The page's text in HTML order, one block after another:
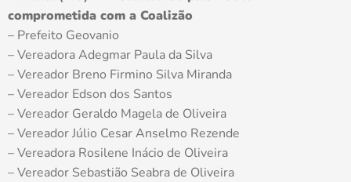
comprometida com a Coalizão
– Prefeito Geovanio
– Vereadora Adegmar Paula da Silva
– Vereador Breno Firmino Silva Miranda
– Vereador Edson dos Santos
– Vereador Geraldo Magela de Oliveira
– Vereador Júlio Cesar Anselmo Rezende
– Vereadora Rosilene Inácio de Oliveira
– Vereador Sebastião Seabra de Oliveira